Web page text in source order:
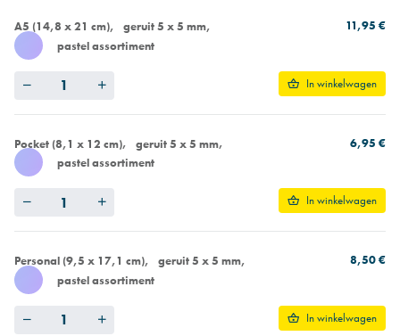
A5 (14,8 x 21 cm)
geruit 5 x 5 mm
pastel assortiment
11,95 €
In winkelwagen
Pocket (8,1 x 12 cm)
geruit 5 x 5 mm
pastel assortiment
6,95 €
In winkelwagen
Personal (9,5 x 17,1 cm)
geruit 5 x 5 mm
pastel assortiment
8,50 €
In winkelwagen